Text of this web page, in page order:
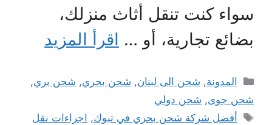
سواء كنت تنقل أثاث منزلك،
بضائع تجارية، أو … اقرأ المزيد
التصنيفات
المدونة, شحن الى لبنان, شحن بحري, شحن بري,
شحن جوى, شحن دولي
الوسوم
أفضل شركة شحن بحري في تبوك, اجراءات نقل